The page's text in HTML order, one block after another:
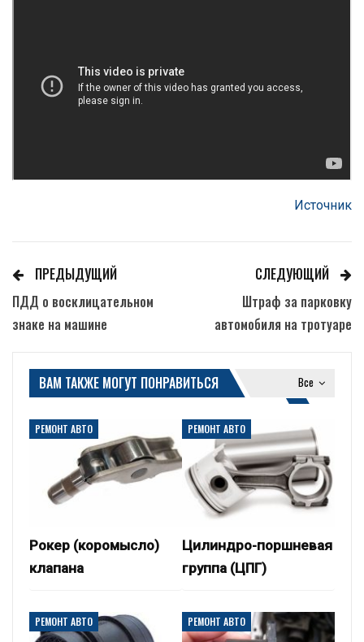
Источник
ПРЕДЫДУЩИЙ
ПДД о восклицательном
знаке на машине
СЛЕДУЮЩИЙ
Штраф за парковку
автомобиля на тротуаре
Все
ВАМ ТАКЖЕ МОГУТ ПОНРАВИТЬСЯ
РЕМОНТ АВТО
Рокер (коромысло)
клапана
РЕМОНТ АВТО
Цилиндро-поршневая
группа (ЦПГ)
РЕМОНТ АВТО РЕМОНТ АВТО